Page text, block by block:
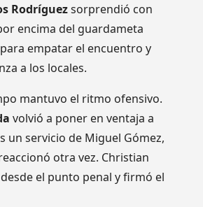
Rodríguezsorprendió con
encima del guardameta
para empatar el encuentro y
a los locales.
mantuvo el ritmo ofensivo.
volvió a poner en ventaja a
un servicio de Miguel Gómez,
otra vez. Christian
el punto penal y firmó el